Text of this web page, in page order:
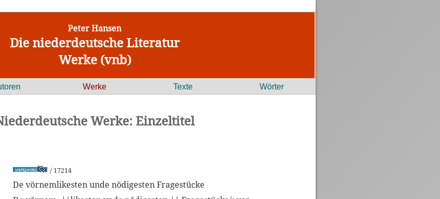
Peter Hansen
Die niederdeutsche Literatur
Werke (vnb)
Werke Texte Wörter
Werke: Einzeltitel
/ 17214
De vörnemlikesten unde nödigesten Fragestücke